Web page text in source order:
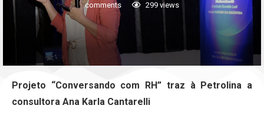
comments
299 views
Projeto “Conversando com RH” traz à Petrolina a
consultora Ana Karla Cantarelli